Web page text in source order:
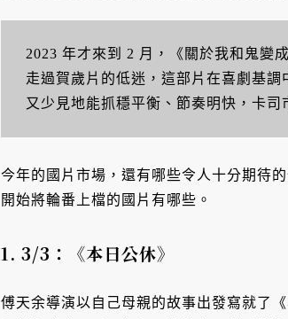
2023 年才來到 2 月，《關於我和鬼變
走過賀歲片的低迷，這部片在喜劇基
又少見地能抓穩平衡、節奏明快，卡
今年的國片市場，還有哪些令人十分期待
開始將輪番上檔的國片有哪些。
1. 3/3：《本日公休》
傅天余導演以自己母親的故事出發寫就了